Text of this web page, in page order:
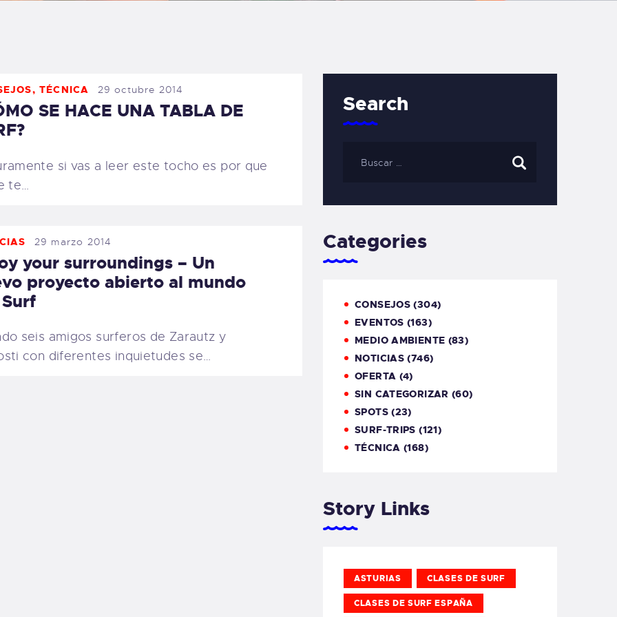
CARRITO
FAMILY
SALINAS
,TÉCNICA 29 octubre 2014
SE HACE UNA TABLA DE
si vas a leer este tocho es por que
te…
29 marzo 2014
your surroundings – Un
proyecto abierto al mundo
seis amigos surferos de Zarautz y
con diferentes inquietudes se…
Search
Categories
CONSEJOS (304)
EVENTOS (163)
MEDIO AMBIENTE (83)
NOTICIAS (746)
OFERTA (4)
SIN CATEGORIZAR (60)
SPOTS(23)
SURF-TRIPS (121)
TÉCNICA (168)
Story Links
ASTURIAS CLASES DE SURF
CLASES DE SURF ESPAÑA